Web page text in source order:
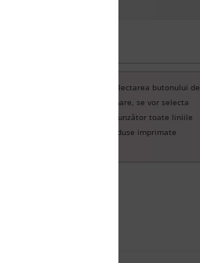
Prin selectarea butonului de
imprimare, se vor selecta
corespunzător toate liniile
de produse imprimate